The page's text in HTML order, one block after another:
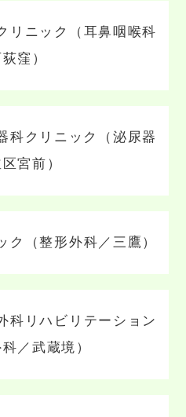
リニック（耳鼻咽喉科
窪）
科クリニック（泌尿器
宮前）
ク（整形外科／三鷹）
科リハビリテーション
／武蔵境）